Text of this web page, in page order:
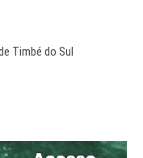
Timbé do Sul